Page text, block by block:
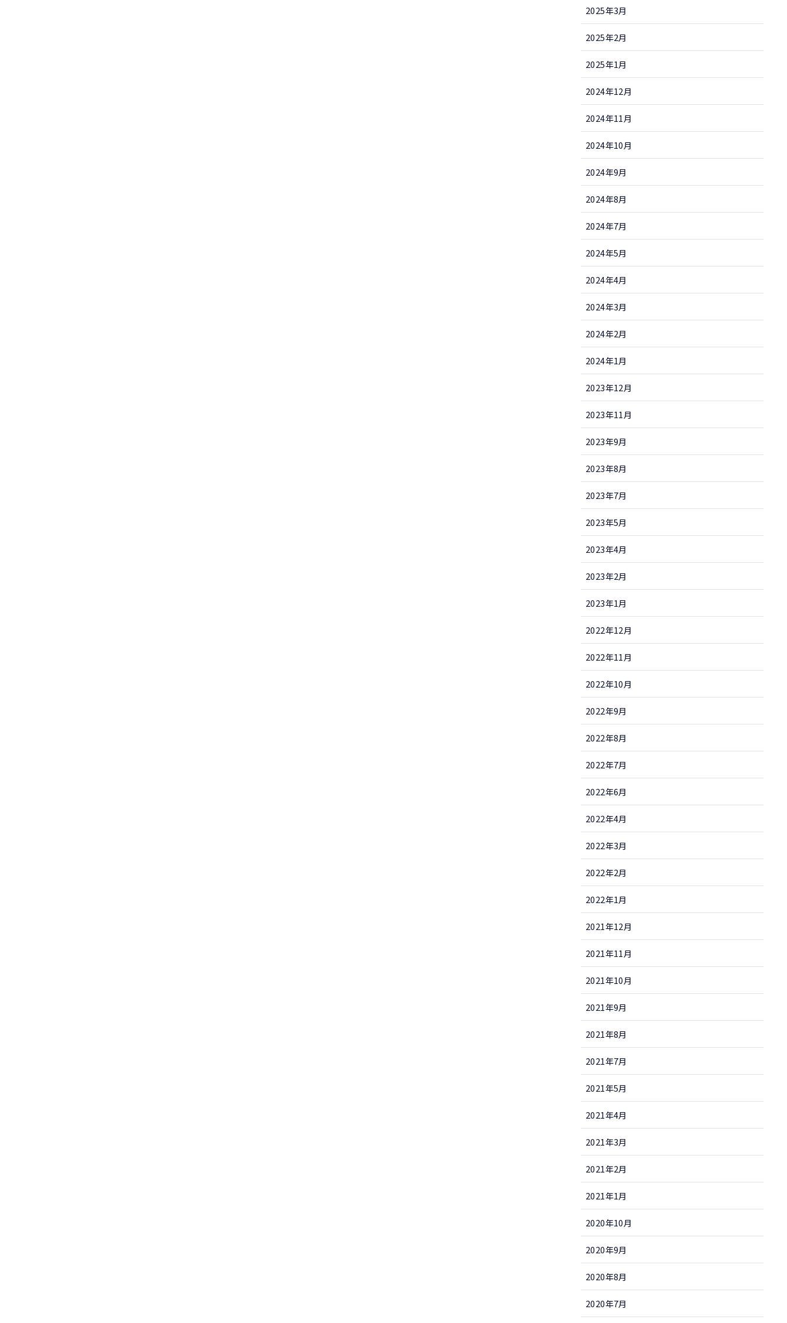
2025年3月
2025年2月
2025年1月
2024年12月
2024年11月
2024年10月
2024年9月
2024年8月
2024年7月
2024年5月
2024年4月
2024年3月
2024年2月
2024年1月
2023年12月
2023年11月
2023年9月
2023年8月
2023年7月
2023年5月
2023年4月
2023年2月
2023年1月
2022年12月
2022年11月
2022年10月
2022年9月
2022年8月
2022年7月
2022年6月
2022年4月
2022年3月
2022年2月
2022年1月
2021年12月
2021年11月
2021年10月
2021年9月
2021年8月
2021年7月
2021年5月
2021年4月
2021年3月
2021年2月
2021年1月
2020年10月
2020年9月
2020年8月
2020年7月